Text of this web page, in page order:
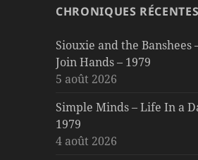
CHRONIQUES RÉCENTES
Siouxie and the Banshees
Join Hands – 1979
5 août 2026
Simple Minds – Life In a
1979
4 août 2026